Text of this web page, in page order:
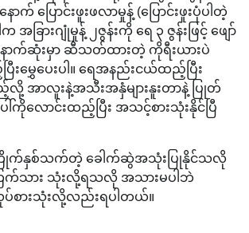
ောက် ပြောင်းဖူးဖလာမှုန့် (ပြောင်းဖူးပုံပါတဲ့
အခြားဂျုံမှုန့် ၂ဇွန်းကို ရေ ၃ ဇွန်းဖြင့် ဖျော်
နောက်ဆုံးမှာ ဆီသတ်ထားတဲ့ ကိုရီးယားပဲ
းမွှေပေးပါ။ ရေအနည်းငယ်ထည့်ပြီး
အာလူးနဲ့အသီးအနှံများနူးတာနဲ့ ပြုတ်
ကိုလောင်းထည့်ပြီး အသင့်စားသုံးနိုင်ပြီ
က်နှစ်သက်တဲ့ ခေါက်ဆွဲအသုံးပြုနိုင်သလို
ြက်သား သုံးလို့ရသလို အသားမပါဘဲ
းသုံးလို့လည်းရပါတယ်။